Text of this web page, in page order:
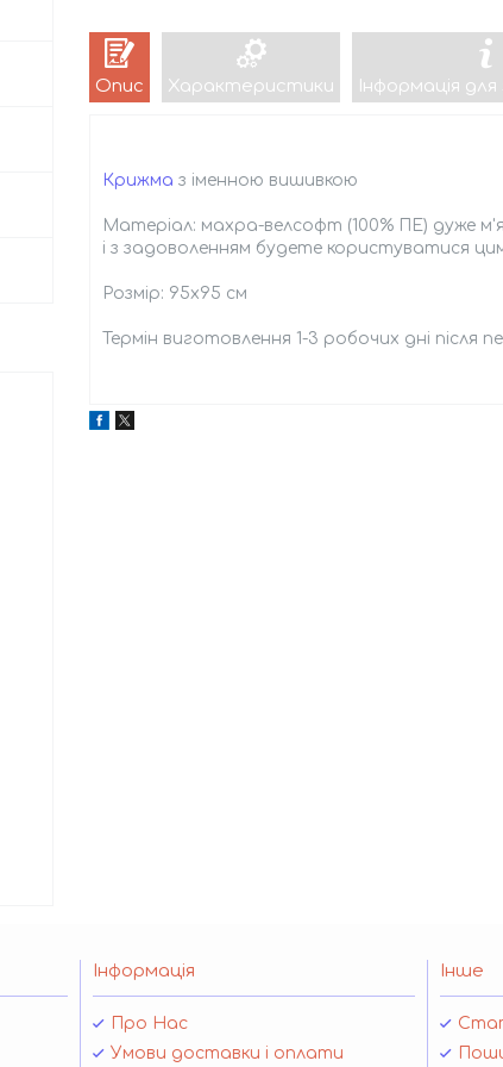
Опис Характеристики Інформація
Крижма з іменною вишивкою
Матеріал: махра-велсофт (100% ПЕ) дуже
і з задоволенням будете користуватися
Розмір: 95х95 см
Термін виготовлення 1-3 робочих дні після
Інформація
Про Нас
Умови доставки і оплати
Інше